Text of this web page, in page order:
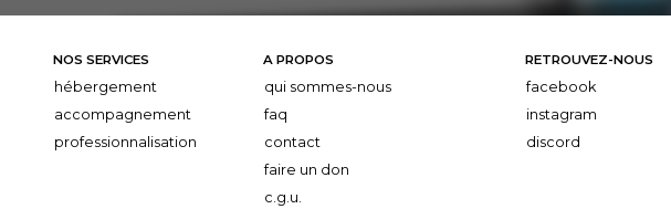
NOS SERVICES
hébergement
accompagnement
professionnalisation
A PROPOS
qui sommes-nous
faq
contact
faire un don
c.g.u.
RETROUVEZ-NOUS
facebook
instagram
discord